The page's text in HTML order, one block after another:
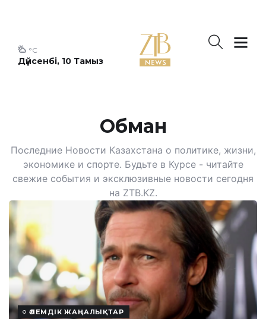
Дүйсенбі, 10 Тамыз
°C
Обман
Последние Новости Казахстана о политике, жизни,
экономике и спорте. Будьте в Курсе - читайте
свежие события и эксклюзивные новости сегодня
на ZTB.KZ.
ӘЛЕМДІК ЖАҢАЛЫҚТАР